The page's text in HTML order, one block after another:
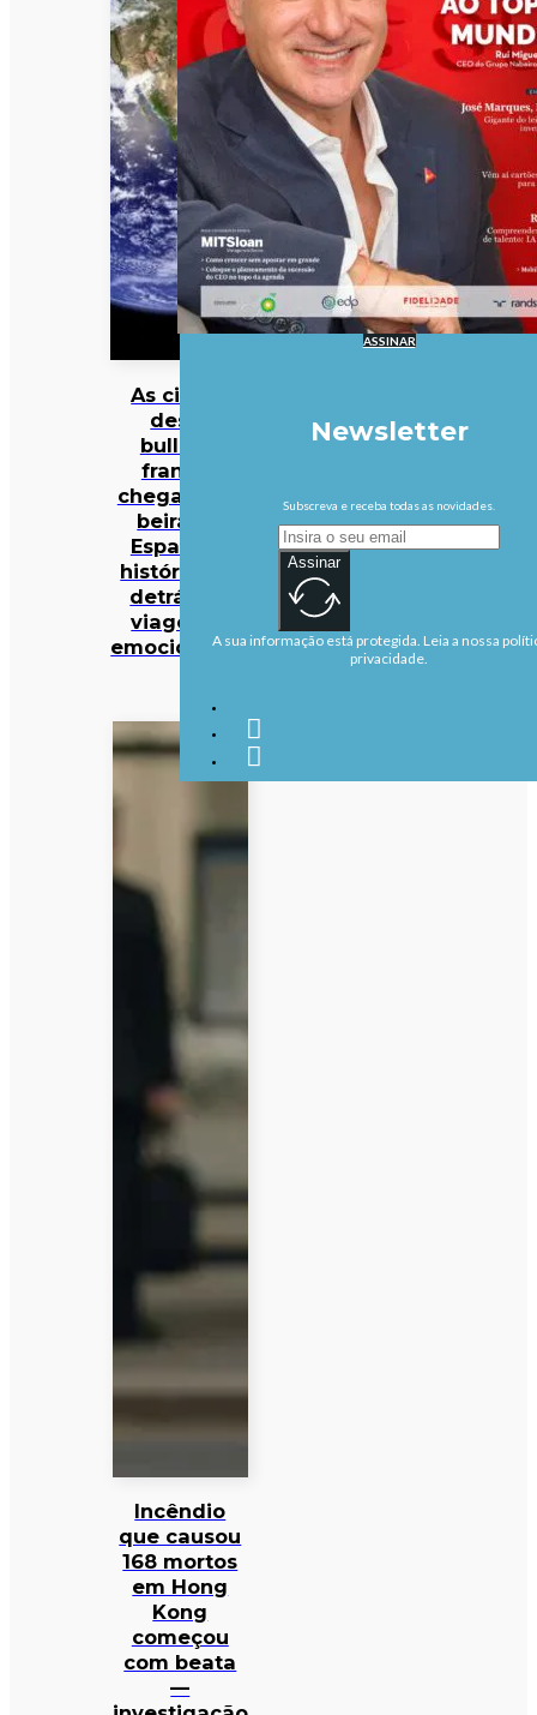
As cinzas
deste
bulldog
francês
chegaram à
beira do
Espaço. A
história por
detrás da
viagem é
emocionante
Incêndio
que causou
168 mortos
em Hong
Kong
começou
com beata
—
ASSINAR
Newsletter
Subscreva e receba todas as novidades.
Assinar
A sua informação está protegida. Leia a nossa
privacidade.